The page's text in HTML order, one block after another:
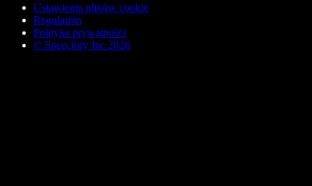
Ustawienia plików cookie
Regulamin
Polityka prywatności
© Speechify Inc 2026